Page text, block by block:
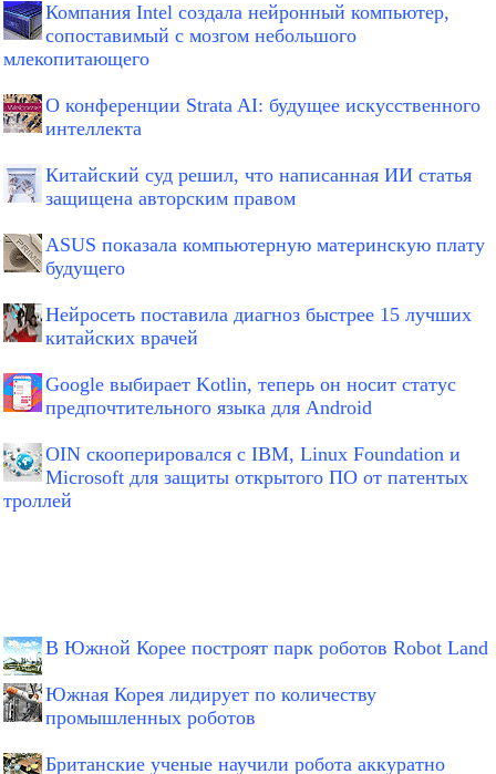
Компания Intel создала нейронный компьютер,
сопоставимый с мозгом небольшого
млекопитающего
О конференции Strata AI: будущее искусственного
интеллекта
Китайский суд решил, что написанная ИИ статья
защищена авторским правом
ASUS показала компьютерную материнскую плату
будущего
Нейросеть поставила диагноз быстрее 15 лучших
китайских врачей
Google выбирает Kotlin, теперь он носит статус
предпочтительного языка для Android
OIN скооперировался с IBM, Linux Foundation и
Microsoft для защиты открытого ПО от патентых
троллей
В Южной Корее построят парк роботов Robot Land
Южная Корея лидирует по количеству
промышленных роботов
Британские ученые научили робота аккуратно